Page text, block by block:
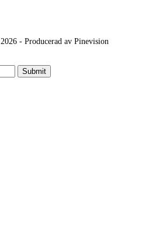
2026 - Producerad av Pinevision
Submit